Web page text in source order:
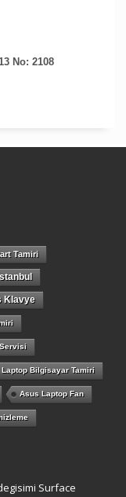
No: 2108
Tamiri
Klavye
Bilgisayar Tamiri
Asus Laptop Fan
Surface